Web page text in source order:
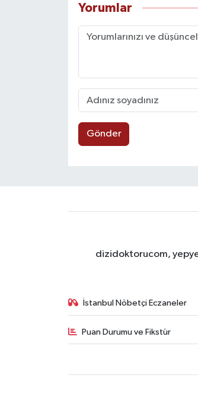
Yorumlar
Gönder
dizidoktorucom,
İstanbul Nöbetçi Eczaneler
Puan Durumu ve Fikstür